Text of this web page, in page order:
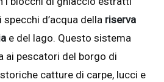
d’acqua della riserva
e del lago. Questo sistema
ai pescatori del borgo di
catture di carpe, lucci e